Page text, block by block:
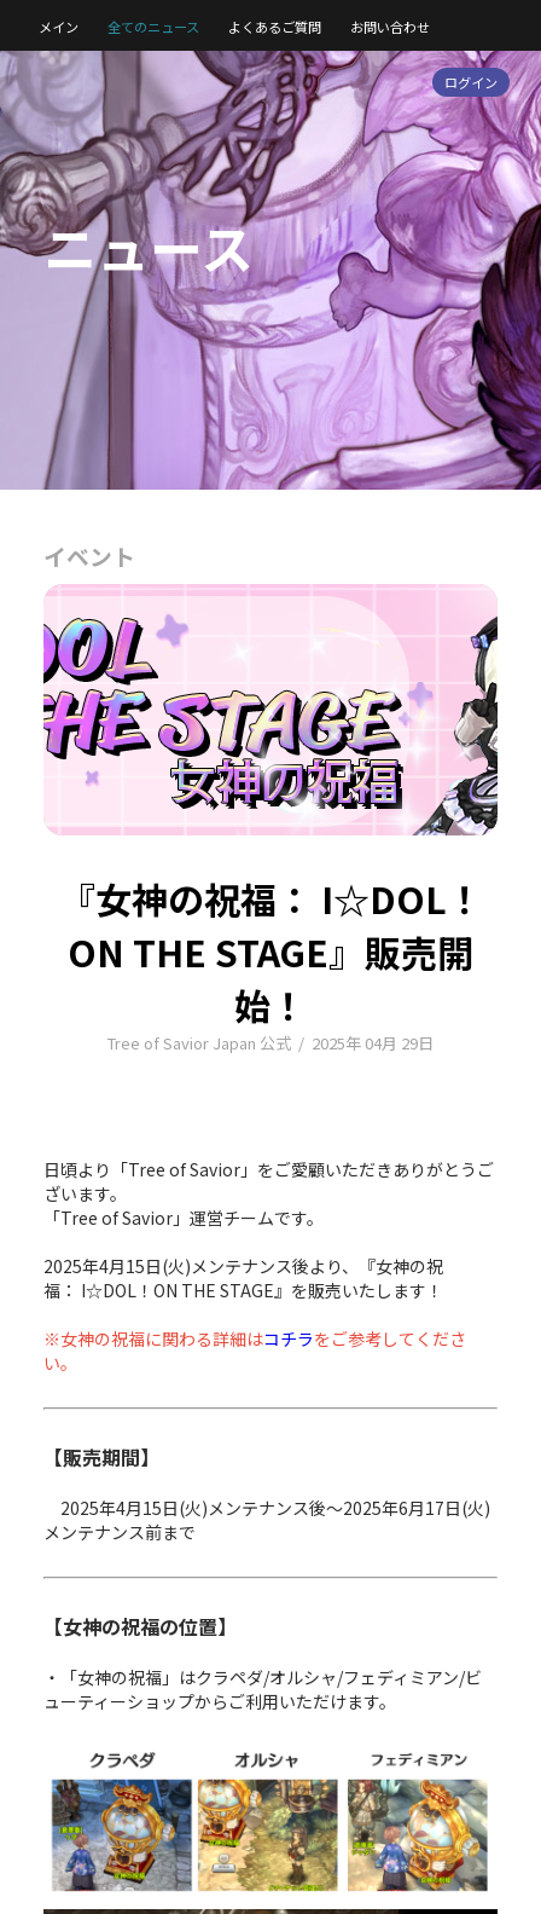
メイン 全てのニュース よくあるご質問 お問い合わせ
ログイン
ニュース
イベント
『女神の祝福： I☆DOL！
ON THE STAGE』販売開
始！
Tree of Savior Japan 公式 / 2025年 04月 29日
日頃より「Tree of Savior」をご愛顧いただきありがとうご
ざいます。
「Tree of Savior」運営チームです。
2025年4月15日(火)メンテナンス後より、『女神の祝
福： I☆DOL！ON THE STAGE』を販売いたします！
※女神の祝福に関わる詳細はコチラをご参考してくださ
い。
【販売期間】
2025年4月15日(火)メンテナンス後～2025年6月17日(火)
メンテナンス前まで
【女神の祝福の位置】
・「女神の祝福」はクラペダ/オルシャ/フェディミアン/ビ
ューティーショップからご利用いただけます。